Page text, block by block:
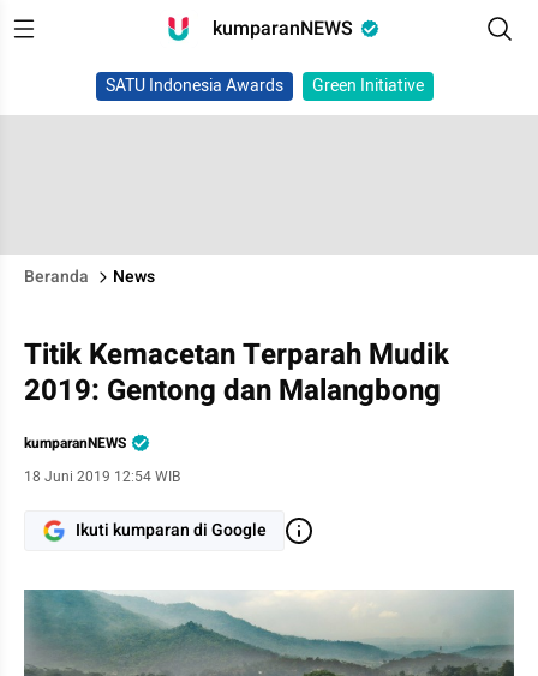
kumparanNEWS
SATU Indonesia Awards Green Initiative
Beranda News
Titik Kemacetan Terparah Mudik
2019: Gentong dan Malangbong
kumparanNEWS
18 Juni 2019 12:54 WIB
Ikuti kumparan di Google